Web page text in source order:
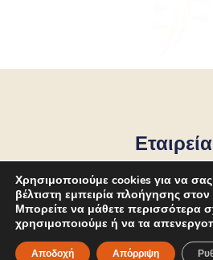
Εταιρεία
Εργοστάσιο Παραγωγής
Ιστορική αναδρομή
Έρευνα και ανάπτυξη
Χρησιμοποιούμε cookies για να
βέλτιστη εμπειρία πλοήγησης
Μπορείτε να μάθετε περισσότερα
χρησιμοποιούμε ή να τα
Αποδοχή Απόρριψη